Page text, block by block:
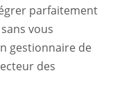
parfaitement
vous
gestionnaire de
des